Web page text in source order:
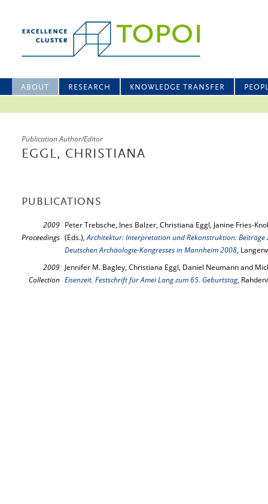
ABOUT RESEARCH KNOWLEDGE TRANSFER
Publication Author/Editor
EGGL, CHRISTIANA
PUBLICATIONS
2009
Proceedings
Peter Trebsche, Ines Balzer, Christiana Eggl, Janine Fries-
(Eds.),Architektur: Interpretation und Rekonstruktion: Beiträge
Deutschen Archäologie-Kongresses in Mannheim 2008,
2009
Collection
Jennifer M. Bagley, Christiana Eggl, Daniel Neumann and
Eisenzeit. Festschrift für Amei Lang zum 65. Geburtstag,